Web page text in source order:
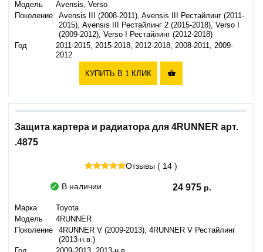
Модель
Avensis, Verso
Поколение
Avensis III (2008-2011), Avensis III Рестайлинг (2011-
2015), Avensis III Рестайлинг 2 (2015-2018), Verso I
(2009-2012), Verso I Рестайлинг (2012-2018)
Год
2011-2015, 2015-2018, 2012-2018, 2008-2011, 2009-
2012
КУПИТЬ В 1 КЛИК 
Защита картера и радиатора для 4RUNNER арт.
.4875
Отзывы ( 14 )
В наличии 24 975
Марка
Toyota
Модель
4RUNNER
Поколение
4RUNNER V (2009-2013), 4RUNNER V Рестайлинг
(2013-н.в.)